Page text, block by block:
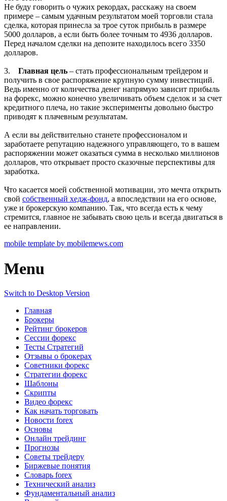
Не буду говорить о чужих рекордах, расскажу на своем
примере – самым удачным результатом моей торговли стала
сделка, которая принесла за трое суток прибыль в размере
5000 долларов, а если быть более точным то 4936 долларов.
Перед началом сделки на депозите находилось всего 3350
долларов.
3. Главная цель – стать профессиональным трейдером и
получить в свое распоряжение крупную сумму инвестиций.
Ведь именно от количества денег напрямую зависит прибыль
на форекс, можно конечно увеличивать объем сделок и за счет
кредитного плеча, но такие эксперименты довольно быстро
приводят к плачевным результатам.
А если вы действительно станете профессионалом и
заработаете репутацию надежного управляющего, то в вашем
распоряжении может оказаться сумма в несколько миллионов
долларов, что открывает просто сказочные перспективы для
заработка.
Что касается моей собственной мотивации, это мечта открыть
свой собственный хедж-фонд, а впоследствии на его основе,
уже и брокерскую компанию. Так, что всегда есть к чему
стремится, главное не забывать свою цель и всегда двигаться в
ее направлении.
mobile template by mobilemews.com
Menu
Switch to Desktop Version
Главная
Брокеры
Рейтинг брокеров
Сессии форекс
Тесты Стратегий
Отзывы о брокерах
Советники форекс
Стратегии форекс
Шаблоны
Скрипты
Видео форекс
Как начать торговать
Новости forex
Основы
Онлайн трейдинг
Прогнозы
Советы трейдеру
Биржевые понятия
Словарь forex
Технический анализ
Фундаментальный анализ